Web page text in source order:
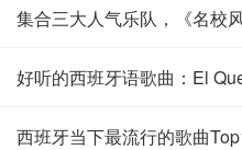
好听的西班牙语歌曲：El
西班牙当下最流行的歌曲